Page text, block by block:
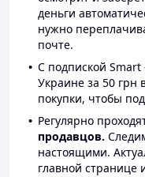
деньги
нужно
почте.
С подпиской Smart
Украине за 50 грн
покупки, чтобы
Регулярно
продавцов.
настоящими.
главной